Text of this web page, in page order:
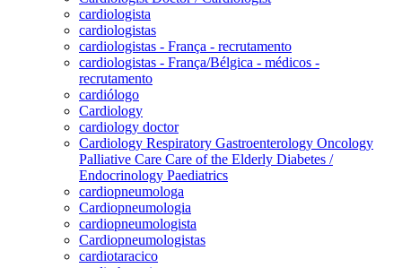
cardiologista
cardiologistas
cardiologistas - França - recrutamento
cardiologistas - França/Bélgica - médicos -
recrutamento
cardiólogo
Cardiology
cardiology doctor
Cardiology Respiratory Gastroenterology Oncology
Palliative Care Care of the Elderly Diabetes /
Endocrinology Paediatrics
cardiopneumologa
Cardiopneumologia
cardiopneumologista
Cardiopneumologistas
cardiotaracico